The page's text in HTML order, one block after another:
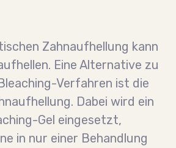
Zahnaufhellung kann
Eine Alternative zu
Verfahren ist die
Dabei wird ein
Gel eingesetzt,
in nur einer Behandlung